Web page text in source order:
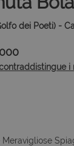
dei Poeti) -
Meravigliose